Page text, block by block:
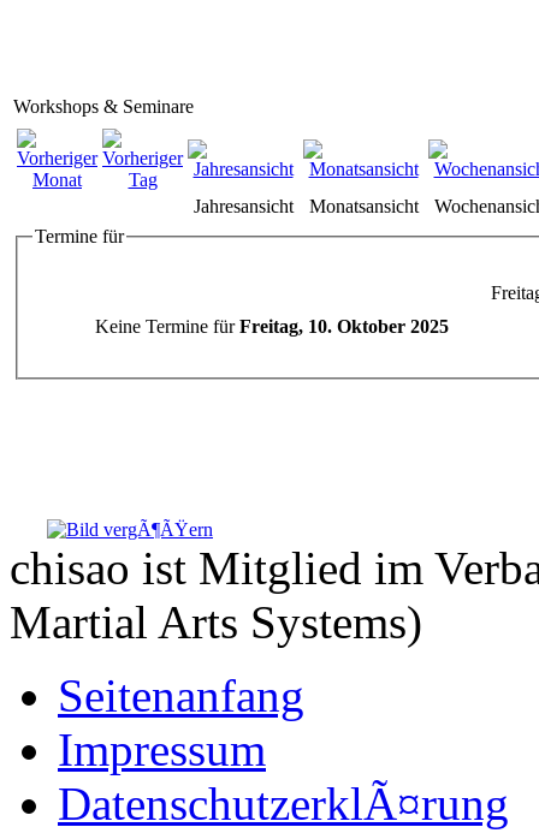
Workshops & Seminare
Jahresansicht Monatsansicht
Termine für
Keine Termine fürFreitag, 10. Oktober 2025
chisao ist Mitglied im
Martial Arts Systems)
Seitenanfang
Impressum
DatenschutzerklÃ¤rung